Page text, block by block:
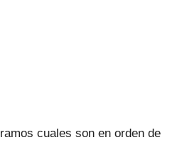
cuales son en orden de